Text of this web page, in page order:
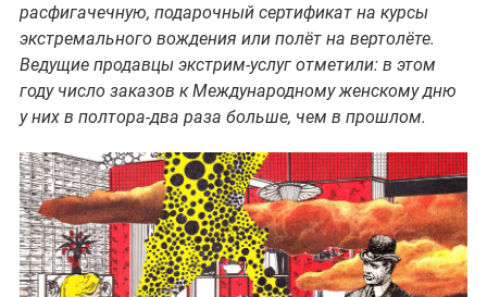
расфигачечную, подарочный сертификат на курсы
экстремального вождения или полёт на вертолёте.
Ведущие продавцы экстрим-услуг отметили: в этом
году число заказов к Международному женскому дню
у них в полтора-два раза больше, чем в прошлом.